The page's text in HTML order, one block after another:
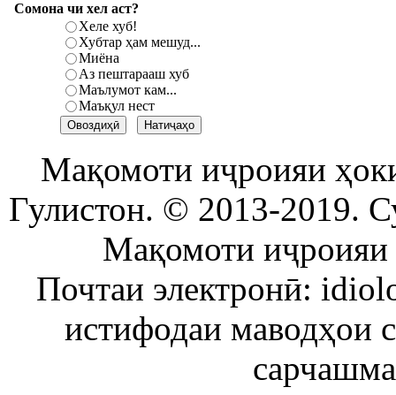
Сомона чи хел аст?
Хеле хуб!
Хубтар ҳам мешуд...
Миёна
Аз пештарааш хуб
Маълумот кам...
Маъқул нест
Мақомоти иҷроияи
Гулистон. © 2013-2019.
Мақомоти иҷроияи
Почтаи электронӣ:
истифодаи маводҳои